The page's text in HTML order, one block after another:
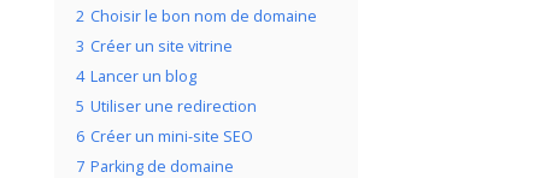
2 Choisir le bon nom de domaine
3 Créer un site vitrine
4 Lancer un blog
5 Utiliser une redirection
6 Créer un mini-site SEO
7 Parking de domaine